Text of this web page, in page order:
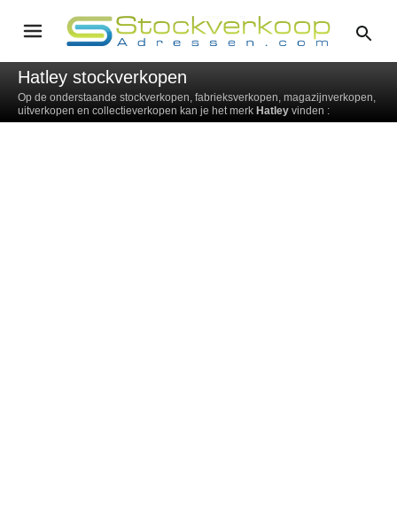
Hatley stockverkopen
Op de onderstaande stockverkopen, fabrieksverkopen, magazijnverkopen,
uitverkopen en collectieverkopen kan je het merk Hatley vinden :